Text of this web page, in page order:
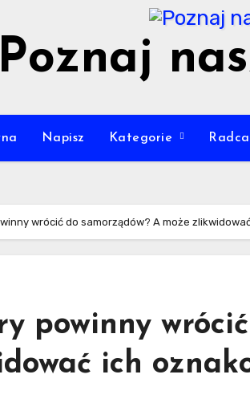
Poznaj
Napisz Kategorie
wrócić do samorządów? A może
powinny
ich